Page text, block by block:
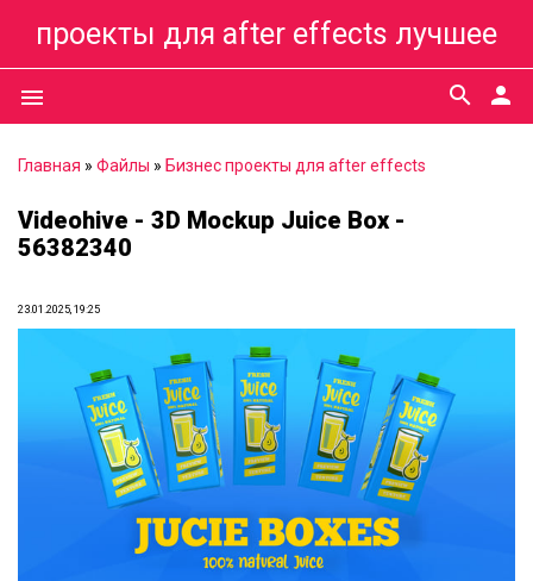
проекты для after effects лучшее
menu person
search
Главная » Файлы » Бизнес проекты для after effects
Videohive - 3D Mockup Juice Box -
56382340
23.01.2025, 19:25